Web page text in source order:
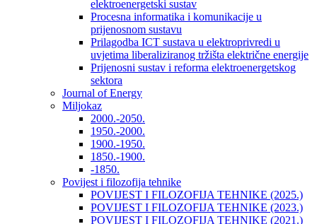
elektroenergetski sustav
Procesna informatika i komunikacije u
prijenosnom sustavu
Prilagodba ICT sustava u elektroprivredi u
uvjetima liberaliziranog tržišta električne energije
Prijenosni sustav i reforma elektroenergetskog
sektora
Journal of Energy
Miljokaz
2000.-2050.
1950.-2000.
1900.-1950.
1850.-1900.
-1850.
Povijest i filozofija tehnike
POVIJEST I FILOZOFIJA TEHNIKE (2025.)
POVIJEST I FILOZOFIJA TEHNIKE (2023.)
POVIJEST I FILOZOFIJA TEHNIKE (2021.)